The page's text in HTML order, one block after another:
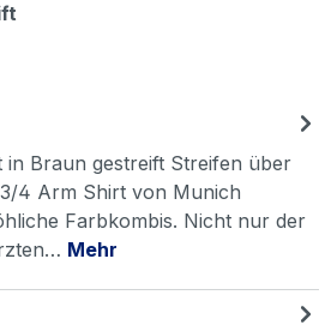
Braun gestreift Streifen über
4 Arm Shirt von Munich
Farbkombis. Nicht nur der
Mehr